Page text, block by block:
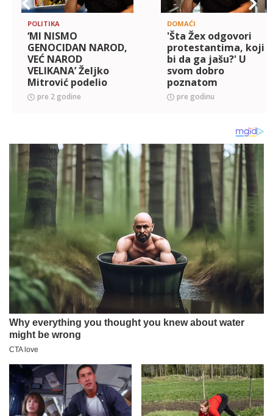
POLITIKA
‘MI NISMO
GENOCIDAN NAROD,
VEĆ NAROD
VELIKANA’ Željko
Mitrović podelio
OVU fotografiju,
poslao MOĆNU
pre 2 godine
DOMAĆI
'Šta Žex odgovori
protestantima, koji
bi da ga jašu?' U
svom dobro
poznatom
duhovitom maniru:
Pogledajte novi
Željka Mitrovića!
pre godinu